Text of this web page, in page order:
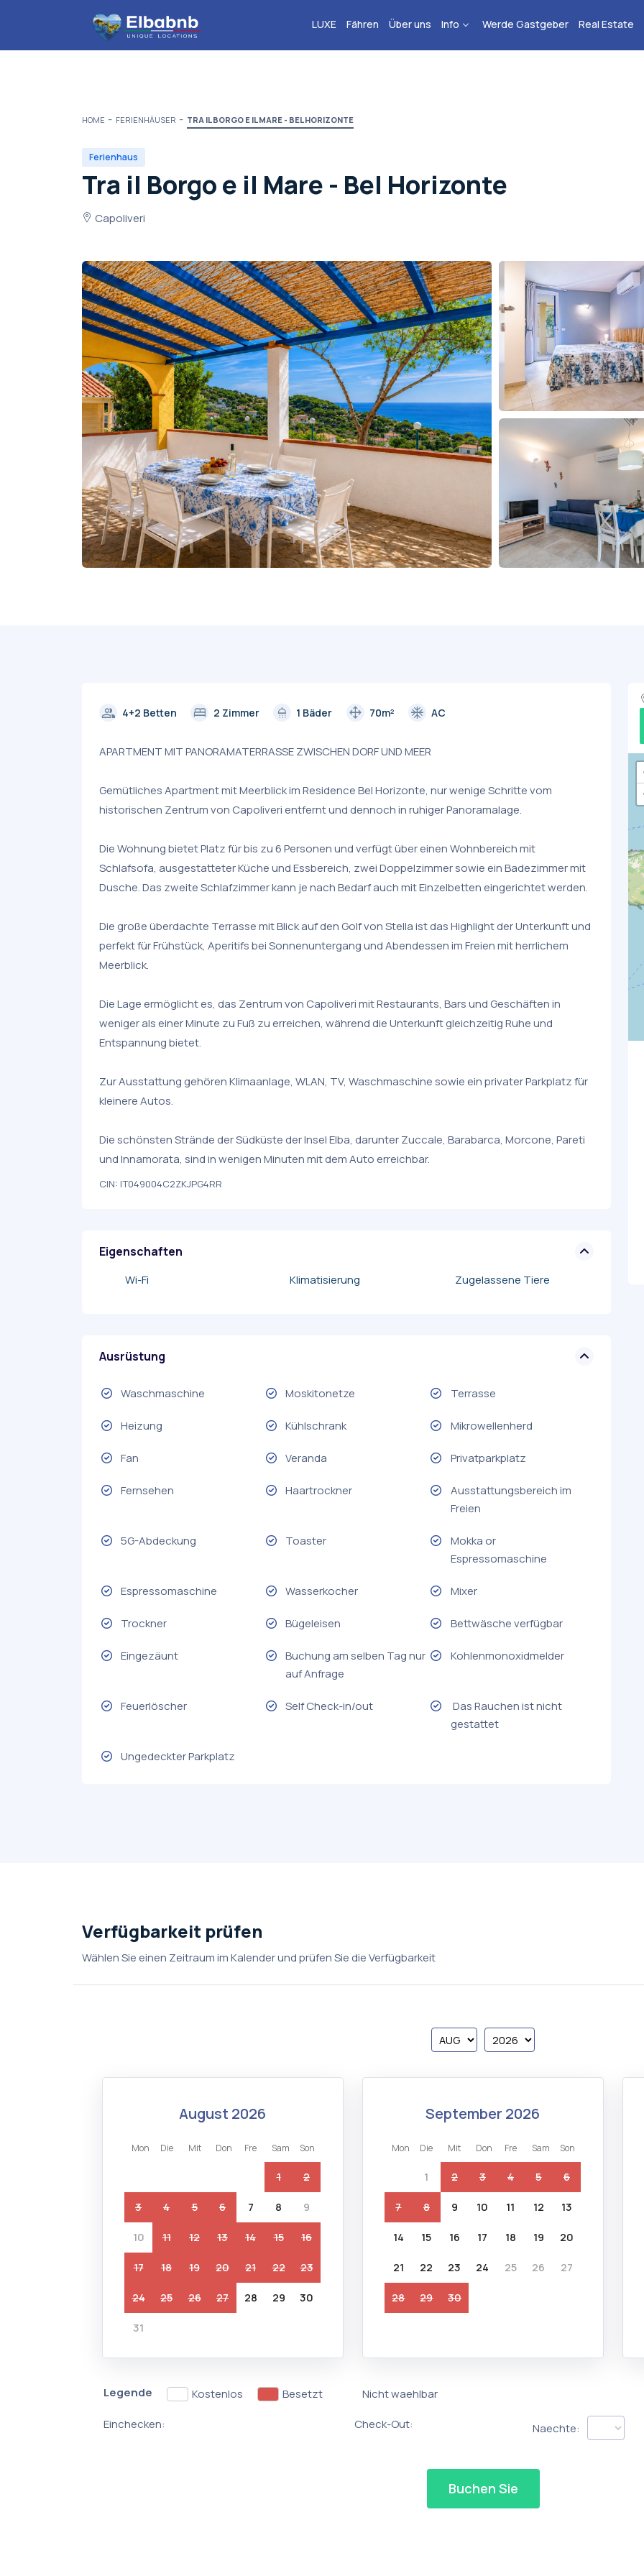
LUXE Fähren Über uns Info Werde Gastgeber Real Estate
HOME FERIENHÄUSER TRA IL BORGO E IL MARE - BEL HORIZONTE
Ferienhaus
Tra il Borgo e il Mare - Bel Horizonte
Capoliveri
group 4+2 Betten bed 2 Zimmer shower 1 Bäder drag_pan 70m² ac_unit AC
APARTMENT MIT PANORAMATERRASSE ZWISCHEN DORF UND MEER
Gemütliches Apartment mit Meerblick im Residence Bel Horizonte, nur wenige Schritte vom
historischen Zentrum von Capoliveri entfernt und dennoch in ruhiger Panoramalage.
Die Wohnung bietet Platz für bis zu 6 Personen und verfügt über einen Wohnbereich mit
Schlafsofa, ausgestatteter Küche und Essbereich, zwei Doppelzimmer sowie ein Badezimmer mit
Dusche. Das zweite Schlafzimmer kann je nach Bedarf auch mit Einzelbetten eingerichtet werden.
Die große überdachte Terrasse mit Blick auf den Golf von Stella ist das Highlight der Unterkunft und
perfekt für Frühstück, Aperitifs bei Sonnenuntergang und Abendessen im Freien mit herrlichem
Meerblick.
Die Lage ermöglicht es, das Zentrum von Capoliveri mit Restaurants, Bars und Geschäften in
weniger als einer Minute zu Fuß zu erreichen, während die Unterkunft gleichzeitig Ruhe und
Entspannung bietet.
Zur Ausstattung gehören Klimaanlage, WLAN, TV, Waschmaschine sowie ein privater Parkplatz für
kleinere Autos.
Die schönsten Strände der Südküste der Insel Elba, darunter Zuccale, Barabarca, Morcone, Pareti
und Innamorata, sind in wenigen Minuten mit dem Auto erreichbar.
CIN: IT049004C2ZKJPG4RR
Eigenschaften
Wi-Fi Klimatisierung Zugelassene Tiere
Ausrüstung
Waschmaschine Moskitonetze Terrasse
Heizung Kühlschrank Mikrowellenherd
Fan Veranda Privatparkplatz
Fernsehen Haartrockner
Ausstattungsbereich im
Freien
5G-Abdeckung Toaster
Mokka or
Espressomaschine
Espressomaschine Wasserkocher Mixer
Trockner Bügeleisen Bettwäsche verfügbar
Eingezäunt
Buchung am selben Tag nur
auf Anfrage
Kohlenmonoxidmelder
Feuerlöscher Self Check-in/out
Das Rauchen ist nicht
gestattet
Ungedeckter Parkplatz
Verfügbarkeit prüfen
Wählen Sie einen Zeitraum im Kalender und prüfen Sie die Verfügbarkeit
august 2026
mon die mit don fre sam son
1 2
3 4 5 6 7 8 9
10 11 12 13 14 15 16
17 18 19 20 21 22 23
24 25 26 27 28 29 30
31
september 2026
mon die mit don fre sam son
1 2 3 4 5 6
7 8 9 10 11 12 13
14 15 16 17 18 19 20
21 22 23 24 25 26 27
28 29 30
Legende Kostenlos Besetzt
Nicht waehlbar
Einchecken:
Check-Out: Naechte:
Buchen Sie